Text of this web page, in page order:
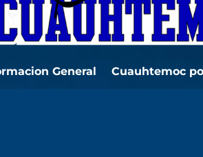
General Cuauhtemoc